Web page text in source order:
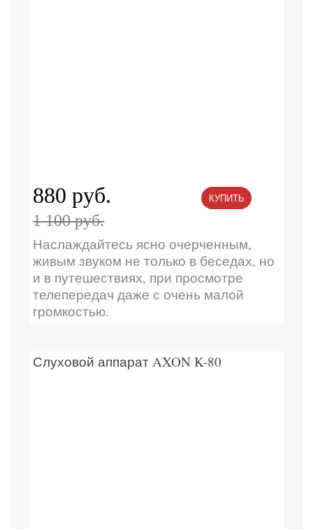
880 руб.
1 100 руб.
КУПИТЬ
Наслаждайтесь ясно очерченным,
живым звуком не только в беседах, но
и в путешествиях, при просмотре
телепередач даже с очень малой
громкостью.
Слуховой аппарат AXON K-80